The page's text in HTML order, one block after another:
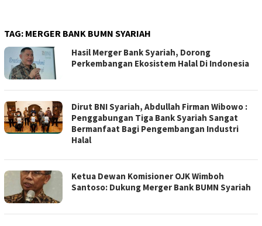
TAG: MERGER BANK BUMN SYARIAH
Hasil Merger Bank Syariah, Dorong
Perkembangan Ekosistem Halal Di Indonesia
Dirut BNI Syariah, Abdullah Firman Wibowo :
Penggabungan Tiga Bank Syariah Sangat
Bermanfaat Bagi Pengembangan Industri
Halal
Ketua Dewan Komisioner OJK Wimboh
Santoso: Dukung Merger Bank BUMN Syariah